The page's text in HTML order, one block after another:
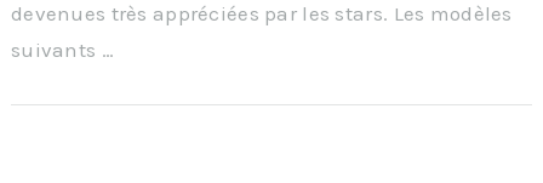
devenues très appréciées par les stars. Les modèles
suivants …